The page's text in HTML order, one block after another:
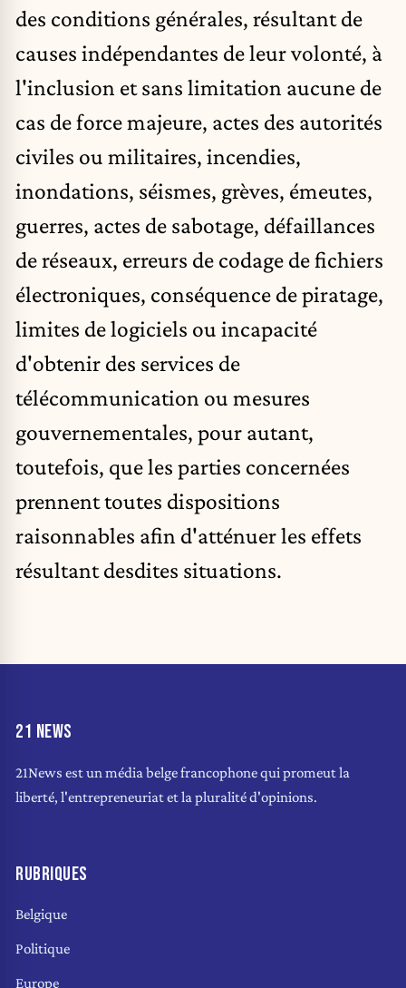
des conditions générales, résultant de
causes indépendantes de leur volonté, à
l'inclusion et sans limitation aucune de
cas de force majeure, actes des autorités
civiles ou militaires, incendies,
inondations, séismes, grèves, émeutes,
guerres, actes de sabotage, défaillances
de réseaux, erreurs de codage de fichiers
électroniques, conséquence de piratage,
limites de logiciels ou incapacité
d'obtenir des services de
télécommunication ou mesures
gouvernementales, pour autant,
toutefois, que les parties concernées
prennent toutes dispositions
raisonnables afin d'atténuer les effets
résultant desdites situations.
21 NEWS
21News est un média belge francophone qui promeut la
liberté, l'entrepreneuriat et la pluralité d'opinions.
RUBRIQUES
Belgique
Politique
Europe